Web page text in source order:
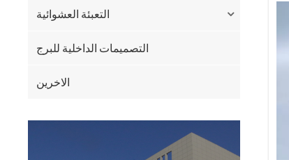
التعبئة العشوائية
التصميمات الداخلية للبرج
الاخرين